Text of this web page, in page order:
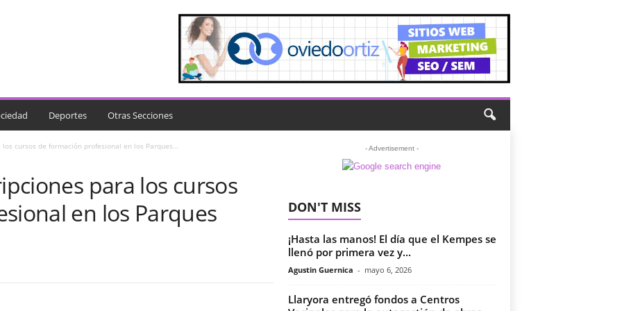
Deportes Otras Secciones
cursos de formación profesional en los Parques...
para los cursos
en los Parques
- Advertisement -
DON'T MISS
¡Hasta las manos! El día que el Kempes se
llenó por primera vez y...
Agustin Guernica - mayo 6, 2026
Llaryora entregó fondos a Centros